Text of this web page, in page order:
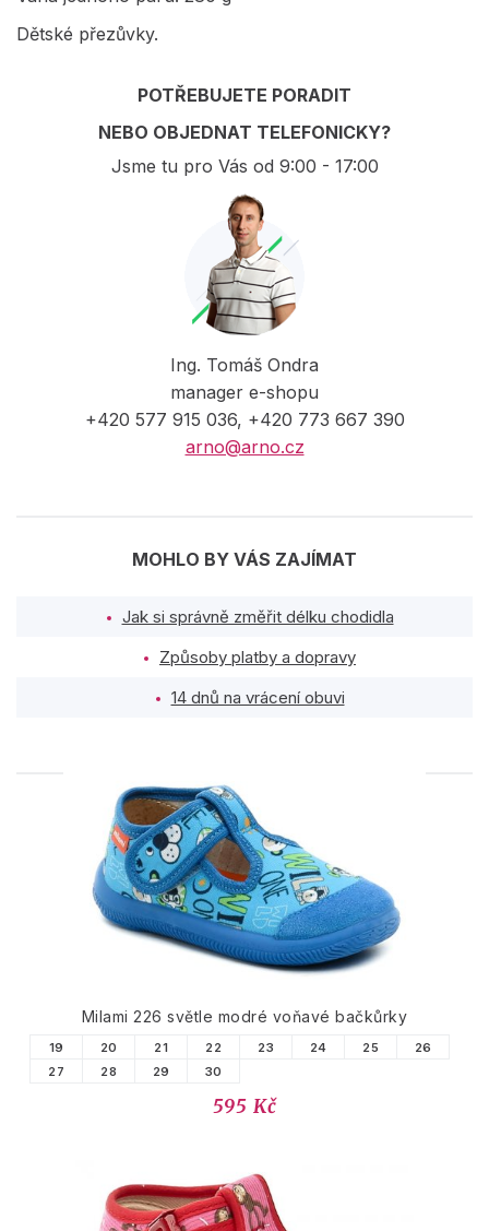
Dětské přezůvky.
POTŘEBUJETE PORADIT
NEBO OBJEDNAT TELEFONICKY?
Jsme tu pro Vás od 9:00 - 17:00
Ing. Tomáš Ondra
manager e-shopu
+420 577 915 036, +420 773 667 390
arno@arno.cz
MOHLO BY VÁS ZAJÍMAT
Jak si správně změřit délku chodidla
Způsoby platby a dopravy
14 dnů na vrácení obuvi
PODOBNÉ PRODUKTY
Milami 226 světle modré voňavé bačkůrky
19 20 21 22 23 24 25
26
27
28 29 30
595 Kč